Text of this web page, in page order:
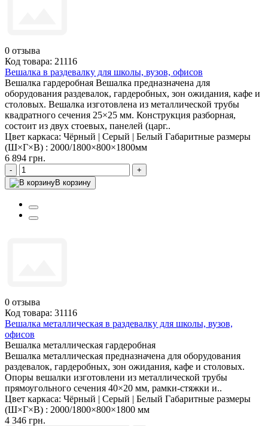
0 отзыва
Код товара: 21116
Вешалка в раздевалку для школы, вузов, офисов
Вешалка гардеробная Вешалка предназначена для
оборудования раздевалок, гардеробных, зон ожидания, кафе и
столовых. Вешалка изготовлена из металлической трубы
квадратного сечения 25×25 мм. Конструкция разборная,
состоит из двух стоевых, панелей (царг..
Цвет каркаса: Чёрный | Серый | Белый Габаритные размеры
(Ш×Г×В) : 2000/1800×800×1800мм
6 894 грн.
-
+
В корзину
0 отзыва
Код товара: 31116
Вешалка металлическая в раздевалку для школы, вузов,
офисов
Вешалка металлическая гардеробная
Вешалка металлическая предназначена для оборудования
раздевалок, гардеробных, зон ожидания, кафе и столовых.
Опоры вешалки изготовлени из металлической трубы
прямоугольного сечения 40×20 мм, рамки-стяжки и..
Цвет каркаса: Чёрный | Серый | Белый Габаритные размеры
(Ш×Г×В) : 2000/1800×800×1800 мм
4 346 грн.